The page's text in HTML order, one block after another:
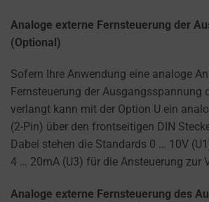
Analoge externe Fernsteuerung der
(Optional)
Sofern Ihre Anwendung eine analoge
Fernsteuerung der Ausgangsspannung
verlangt kann mit der Option U ein
(2-Pin) über den frontseitigen DIN
Dabei stehen die Standards 0 … 10V
4 … 20mA (U3) für die Ansteuerung zur
Analoge externe Fernsteuerung des